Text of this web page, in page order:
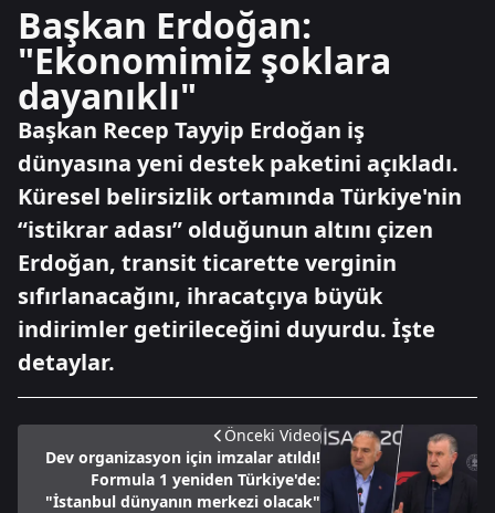
Başkan Erdoğan:
"Ekonomimiz şoklara
dayanıklı"
Başkan Recep Tayyip Erdoğan iş
dünyasına yeni destek paketini açıkladı.
Küresel belirsizlik ortamında Türkiye'nin
“istikrar adası” olduğunun altını çizen
Erdoğan, transit ticarette verginin
sıfırlanacağını, ihracatçıya büyük
indirimler getirileceğini duyurdu. İşte
detaylar.
Önceki Video
Dev organizasyon için imzalar atıldı!
Formula 1 yeniden Türkiye'de:
"İstanbul dünyanın merkezi olacak"